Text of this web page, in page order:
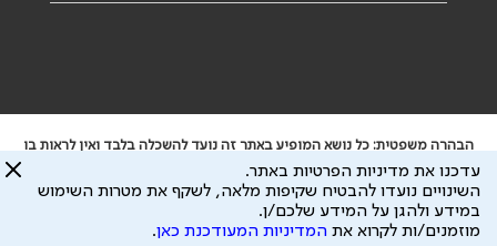
הבהרה משפטית: כל נושא המופיע באתר זה נועד להשכלה בלבד ואין לראות בו
ייעוץ רפואי או משפטי. אין הר"י אחראית לתוכן המתפרסם באתר זה ולכל נזק
שעלול להיגרם.
ידוע לי שהר"י אוספת ושומרת מידע אישי לצורך מתן השרות וכי חלק ממנו עשוי
להיות מועבר לצדדים שלישיים, הכל בכפוף למדיניות הפרטיות
עדכנו את מדיניות הפרטיות באתר.
השינויים נועדו להבטיח שקיפות מלאה, לשקף את מטרות השימוש
במידע ולהגן על המידע שלכם/ן.
מוזמנים/ות לקרוא את המדיניות המעודכנת כאן.